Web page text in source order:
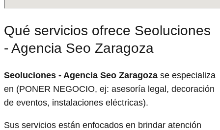
Qué servicios ofrece Seoluciones
- Agencia Seo Zaragoza
Seoluciones - Agencia Seo Zaragoza se especializa
en (PONER NEGOCIO, ej: asesoría legal, decoración
de eventos, instalaciones eléctricas).
Sus servicios están enfocados en brindar atención